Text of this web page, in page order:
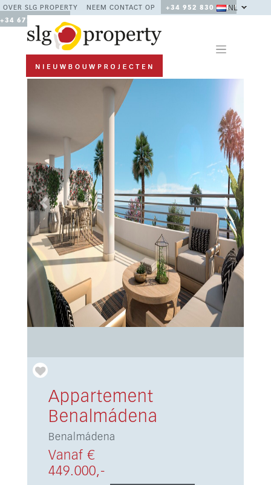
OVER SLG PROPERTY NEEM CONTACT OP
+34 952 830 378 /
+34 677 670 480
NL
Previous Next
Appartement
Benalmádena
Benalmádena
Vanaf €
449.000,-